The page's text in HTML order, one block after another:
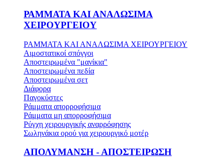
ΡΑΜΜΑΤΑ ΚΑΙ ΑΝΑΛΩΣΙΜΑ
ΧΕΙΡΟΥΡΓΕΙΟΥ
ΡΑΜΜΑΤΑ ΚΑΙ ΑΝΑΛΩΣΙΜΑ ΧΕΙΡΟΥΡΓΕΙΟΥ
Αιμοστατικοί σπόγγοι
Αποστειρωμένα "μανίκια"
Αποστειρωμένα πεδία
Αποστειρωμένα σετ
Διάφορα
Παγοκύστες
Ράμματα απορροφήσιμα
Ράμματα μη απορροφήσιμα
Ρύγχη χειρουργικής αναρρόφησης
Σωληνάκια ορού για χειρουργικό μοτέρ
ΑΠΟΛΥΜΑΝΣΗ - ΑΠΟΣΤΕΙΡΩΣΗ